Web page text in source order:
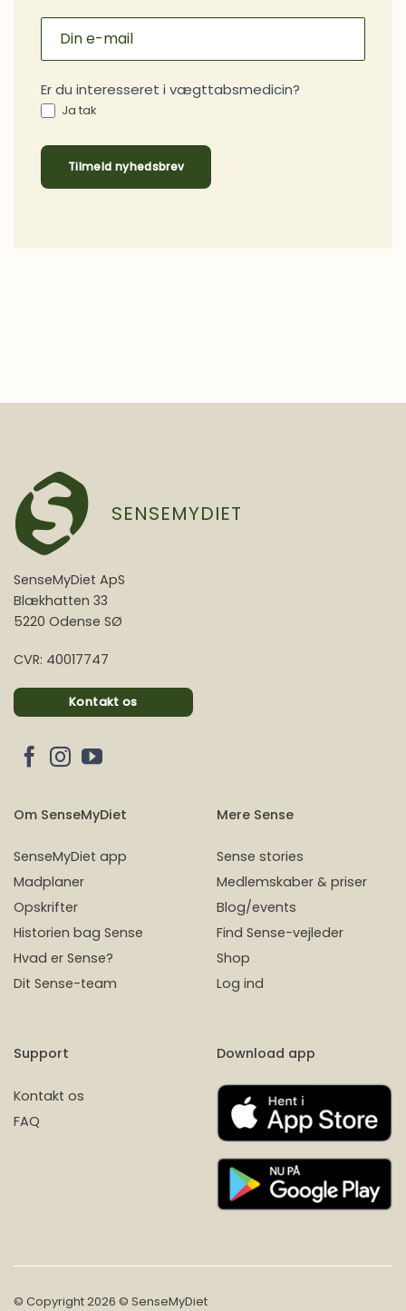
Er du interesseret i vægttabsmedicin?
Ja tak
Tilmeld nyhedsbrev
SENSEMYDIET
SenseMyDiet ApS
Blækhatten 33
5220 Odense SØ
CVR: 40017747
Kontakt os
Om SenseMyDiet
SenseMyDiet app
Madplaner
Opskrifter
Historien bag Sense
Hvad er Sense?
Dit Sense-team
Mere Sense
Sense stories
Medlemskaber & priser
Blog/events
Find Sense-vejleder
Shop
Log ind
Support
Kontakt os
FAQ
Download app
© Copyright 2026 © SenseMyDiet